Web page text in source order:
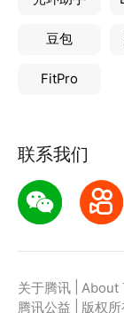
豆包
FitPro
联系我们
关于腾讯 About
腾讯公益
版权